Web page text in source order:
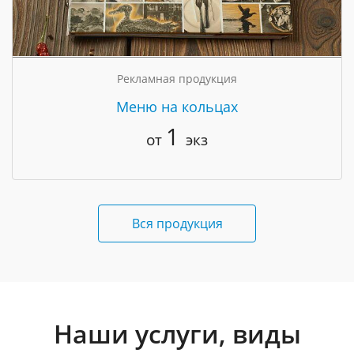
Рекламная продукция
Меню на кольцах
от 1 экз
Вся продукция
Наши услуги, виды